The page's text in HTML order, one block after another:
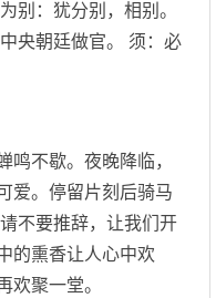
别：犹分别，相别。
央朝廷做官。 须：必
鸣不歇。夜晚降临，
爱。停留片刻后骑马
不要推辞，让我们开
的熏香让人心中欢
欢聚一堂。